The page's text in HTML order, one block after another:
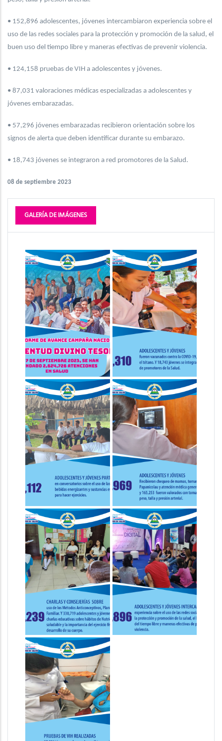
• 152,896 adolescentes, jóvenes intercambiaron experiencia sobre el
uso de las redes sociales para la protección y promoción de la salud, el
buen uso del tiempo libre y maneras efectivas de prevenir violencia.
• 124,158 pruebas de VIH a adolescentes y jóvenes.
• 87,031 valoraciones médicas especializadas a adolescentes y
jóvenes embarazadas.
• 57,296 jóvenes embarazadas recibieron orientación sobre los
signos de alerta que deben identificar durante su embarazo.
• 18,743 jóvenes se integraron a red promotores de la Salud.
08 de septiembre 2023
GALERÍA DE IMÁGENES